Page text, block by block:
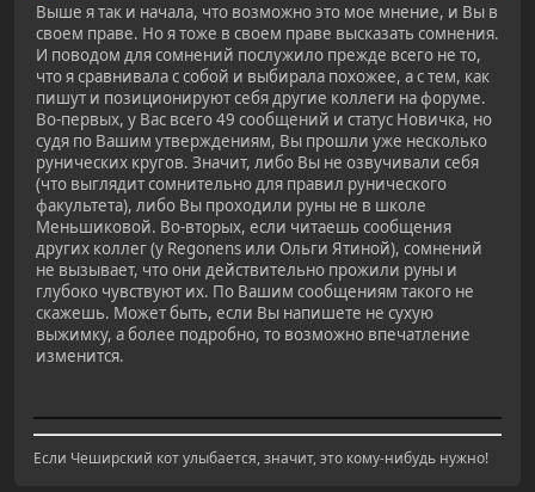
Выше я так и начала, что возможно это мое мнение, и Вы в
своем праве. Но я тоже в своем праве высказать сомнения.
И поводом для сомнений послужило прежде всего не то,
что я сравнивала с собой и выбирала похожее, а с тем, как
пишут и позиционируют себя другие коллеги на форуме.
Во-первых, у Вас всего 49 сообщений и статус Новичка, но
судя по Вашим утверждениям, Вы прошли уже несколько
рунических кругов. Значит, либо Вы не озвучивали себя
(что выглядит сомнительно для правил рунического
факультета), либо Вы проходили руны не в школе
Меньшиковой. Во-вторых, если читаешь сообщения
других коллег (у Regonens или Ольги Ятиной), сомнений
не вызывает, что они действительно прожили руны и
глубоко чувствуют их. По Вашим сообщениям такого не
скажешь. Может быть, если Вы напишете не сухую
выжимку, а более подробно, то возможно впечатление
изменится.
Если Чеширский кот улыбается, значит, это кому-нибудь нужно!